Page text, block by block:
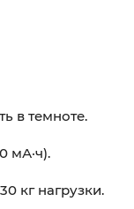
в темноте.
мА·ч).
кг нагрузки.